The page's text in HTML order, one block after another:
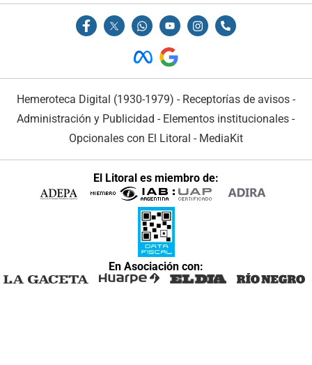
Hemeroteca Digital (1930-1979) - Receptorías de avisos -
Administración y Publicidad - Elementos institucionales -
Opcionales con El Litoral - MediaKit
El Litoral es miembro de:
En Asociación con: